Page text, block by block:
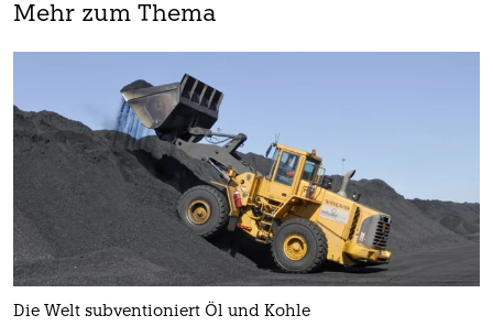
Mehr zum Thema
Die Welt subventioniert Öl und Kohle